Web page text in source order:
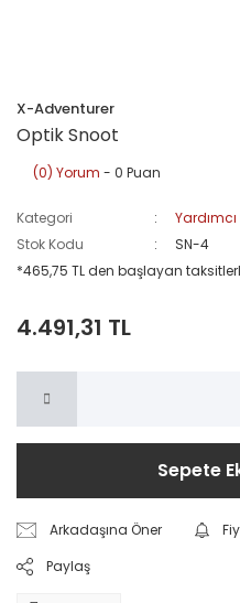
X-Adventurer
Optik Snoot
(0) Yorum - 0 Puan
Kategori
Stok Kodu
SN-4
*465,75 TL den başlayan
4.491,31 TL
Sepete
Arkadaşına Öner
Paylaş